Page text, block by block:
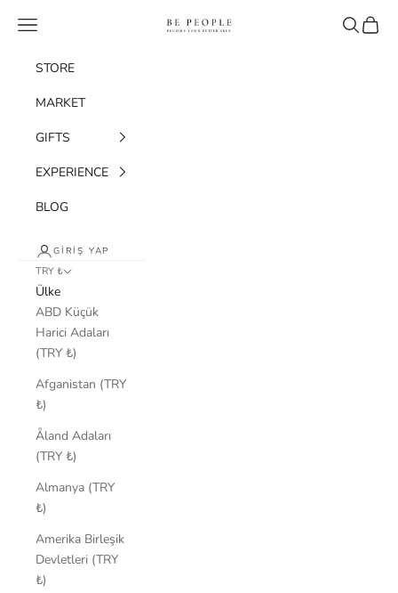
bepeople.co
Menü Ara Sepet
STORE
MARKET
GIFTS
EXPERIENCE
BLOG
GIRIŞ YAP
TRY ₺
Ülke
ABD Küçük
Harici Adaları
(TRY ₺)
Afganistan (TRY
₺)
Åland Adaları
(TRY ₺)
Almanya (TRY
₺)
Amerika Birleşik
Devletleri (TRY
₺)